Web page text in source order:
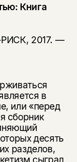
Книга
2017. —
в
или «перед
сборник
десять
разделов,
сыграл